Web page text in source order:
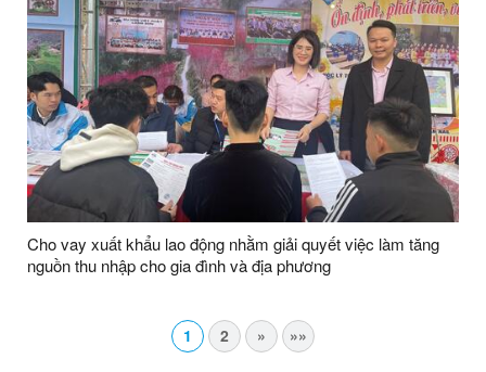
Cho vay xuất khẩu lao động nhằm giải quyết việc làm tăng
nguồn thu nhập cho gia đình và địa phương
1 2 » »»